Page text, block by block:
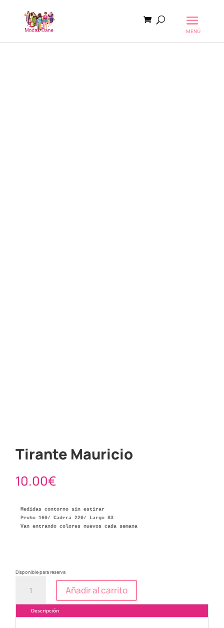
Tirante Mauricio
10.00€
Medidas contorno sin estirar
Pecho 160/ Cadera 220/ Largo 83
Van entrando colores nuevos cada semana
Disponible para reserva
Mauricio
Añadir al carrito
Descripción